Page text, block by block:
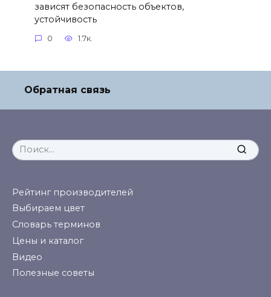
зависят безопасность объектов,
устойчивость
0 1.7к.
Обратная связь
Search
for:
Рейтинг производителей
Выбираем цвет
Словарь терминов
Цены и каталог
Видео
Полезные советы